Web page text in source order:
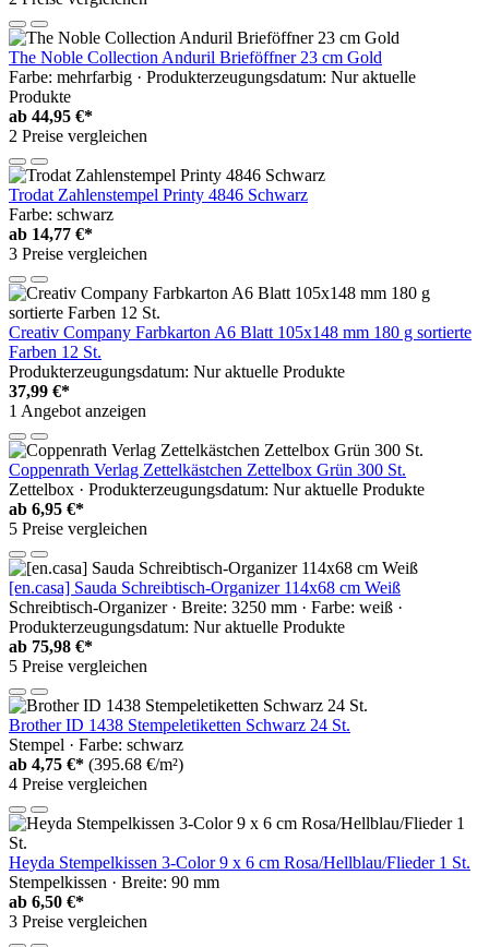
The Noble Collection Anduril Brieföffner 23 cm Gold
Farbe: mehrfarbig · Produkterzeugungsdatum: Nur aktuelle
Produkte
ab 44,95 €*
2 Preise vergleichen
Trodat Zahlenstempel Printy 4846 Schwarz
Farbe: schwarz
ab 14,77 €*
3 Preise vergleichen
Creativ Company Farbkarton A6 Blatt 105x148 mm 180 g sortierte
Farben 12 St.
Produkterzeugungsdatum: Nur aktuelle Produkte
37,99 €*
1 Angebot anzeigen
Coppenrath Verlag Zettelkästchen Zettelbox Grün 300 St.
Zettelbox · Produkterzeugungsdatum: Nur aktuelle Produkte
ab 6,95 €*
5 Preise vergleichen
[en.casa] Sauda Schreibtisch-Organizer 114x68 cm Weiß
Schreibtisch-Organizer · Breite: 3250 mm · Farbe: weiß ·
Produkterzeugungsdatum: Nur aktuelle Produkte
ab 75,98 €*
5 Preise vergleichen
Brother ID 1438 Stempeletiketten Schwarz 24 St.
Stempel · Farbe: schwarz
ab 4,75 €* (395.68 €/m²)
4 Preise vergleichen
Heyda Stempelkissen 3-Color 9 x 6 cm Rosa/Hellblau/Flieder 1 St.
Stempelkissen · Breite: 90 mm
ab 6,50 €*
3 Preise vergleichen